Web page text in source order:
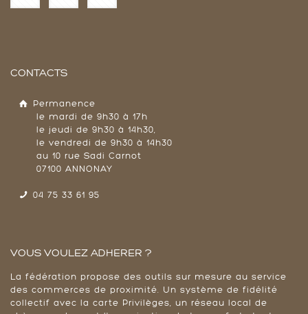
CONTACTS
Permanence
le mardi de 9h30 à 17h
le jeudi de 9h30 à 14h30,
le vendredi de 9h30 à 14h30
au 10 rue Sadi Carnot
07100 ANNONAY
04 75 33 61 95
VOUS VOULEZ ADHERER ?
La fédération propose des outils sur mesure au service
des commerces de proximité. Un système de fidélité
collectif avec la carte Privilèges, un réseau local de